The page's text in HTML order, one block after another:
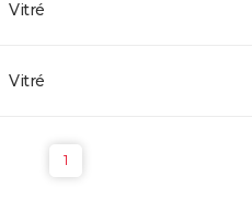
Vitré
Vitré
1